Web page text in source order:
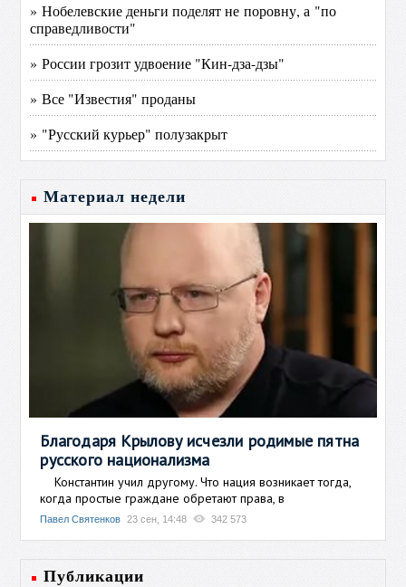
» Нобелевские деньги поделят не поровну, а "по
справедливости"
» России грозит удвоение "Кин-дза-дзы"
» Все "Известия" проданы
» "Русский курьер" полузакрыт
Материал недели
Благодаря Крылову исчезли родимые пятна
русского национализма
Константин учил другому. Что нация возникает тогда,
когда простые граждане обретают права, в
Павел Святенков 23 сен, 14:48 342 573
Публикации